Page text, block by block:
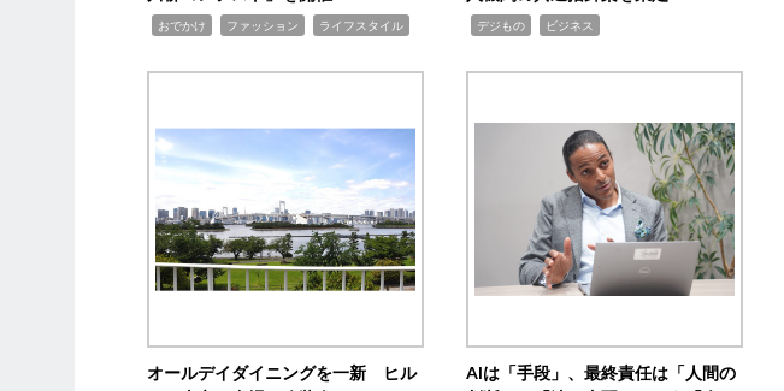
おでかけ ファッション ライフスタイル デジもの ビジネス
オールデイダイニングを一新 ヒル
AIは「手段」、最終責任は「人間の